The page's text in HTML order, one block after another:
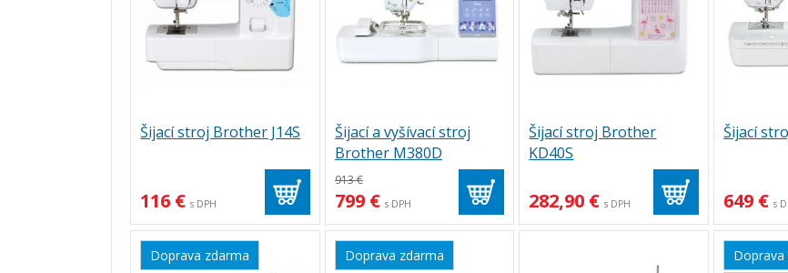
Šijací stroj Brother J14S
116 € s DPH
Šijací a vyšívací stroj
Brother M380D
913 €
799 € s DPH
Šijací stroj Brother
KD40S
282,90 € s DPH
Šijací
649 € s
Doprava zdarma Doprava zdarma
Doprava